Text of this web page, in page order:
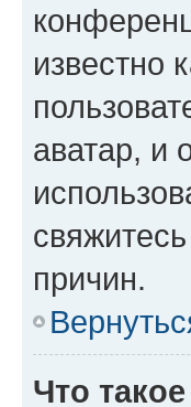
известно
аватар, и
причин.
Что